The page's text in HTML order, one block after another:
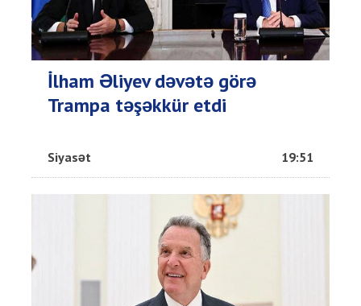
İlham Əliyev dəvətə görə
Trampa təşəkkür etdi
Siyasət 19:51